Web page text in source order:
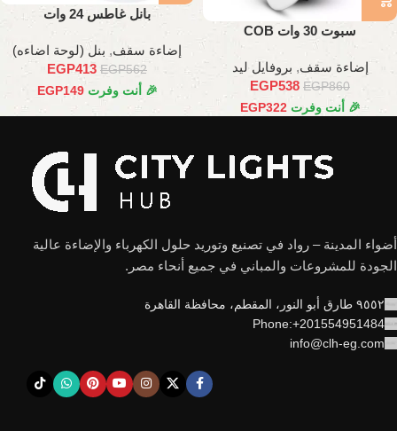
سبوت 30 وات COB
إضاءة سقف, بروفايل ليد
EGP860
EGP538
🎉 أنت وفرت EGP322
بانل غاطس 24 وات
إضاءة سقف, بنل (لوحة اضاءه)
EGP562
EGP413
🎉 أنت وفرت EGP149
أضواء المدينة – رواد في تصنيع وتوريد حلول الكهرباء والإضاءة عالية
الجودة للمشروعات والمباني في جميع أنحاء مصر.
٩٥٥٢ طارق أبو النور، المقطم، محافظة القاهرة
Phone:+201554951484
info@clh-eg.com